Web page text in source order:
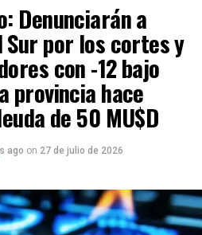
Denunciarán a
Sur por los cortes y
con -12 bajo
provincia hace
de 50 MU$D
ago on 27 de julio de 2026